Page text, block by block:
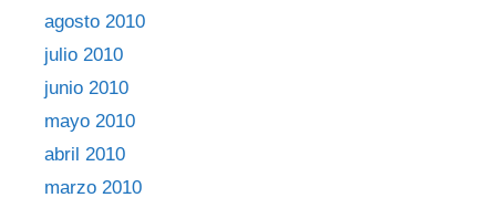
agosto 2010
julio 2010
junio 2010
mayo 2010
abril 2010
marzo 2010